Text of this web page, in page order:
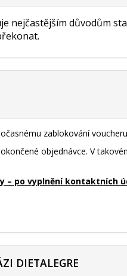
nejčastějším důvodům
zablokování
objednávce. V
– po vyplnění kontaktních
DIETALEGRE